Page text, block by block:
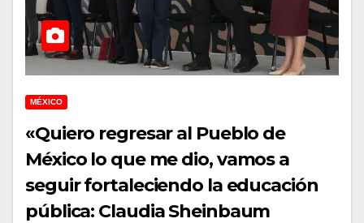
MÉXICO
«Quiero regresar al Pueblo de
México lo que me dio, vamos a
seguir fortaleciendo la educación
pública: Claudia Sheinbaum